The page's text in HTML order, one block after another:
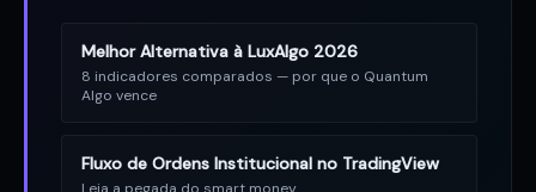
Melhor Alternativa à LuxAlgo 2026
8 indicadores comparados — por que o Quantum
Algo vence
Fluxo de Ordens Institucional no TradingView